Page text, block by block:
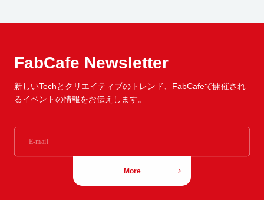
FabCafe Newsletter
新しいTechとクリエイティブのトレンド、 FabCafeで開催され
るイベントの情報をお伝えします。
More